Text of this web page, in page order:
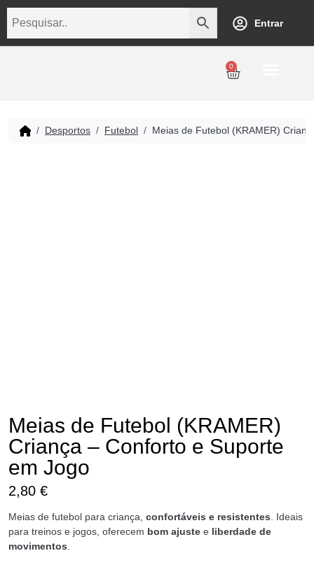
Entrar
0
Desportos Futebol Meias de Futebol (KRAMER)
Meias de Futebol (KRAMER)
Criança – Conforto e Suporte
em Jogo
2,80 €
Meias de futebol para criança, confortáveis e resistentes . Ideais
para treinos e jogos, oferecem bom ajuste e liberdade de
movimentos